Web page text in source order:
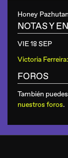
Honey
NOTAS Y
VIE 18 SEP
Victoria
FOROS
También
nuestros foros.